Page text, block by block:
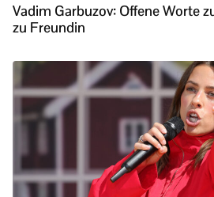
Vadim Garbuzov: Offene Worte
zu Freundin